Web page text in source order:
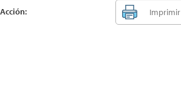
Acción: Imprimir